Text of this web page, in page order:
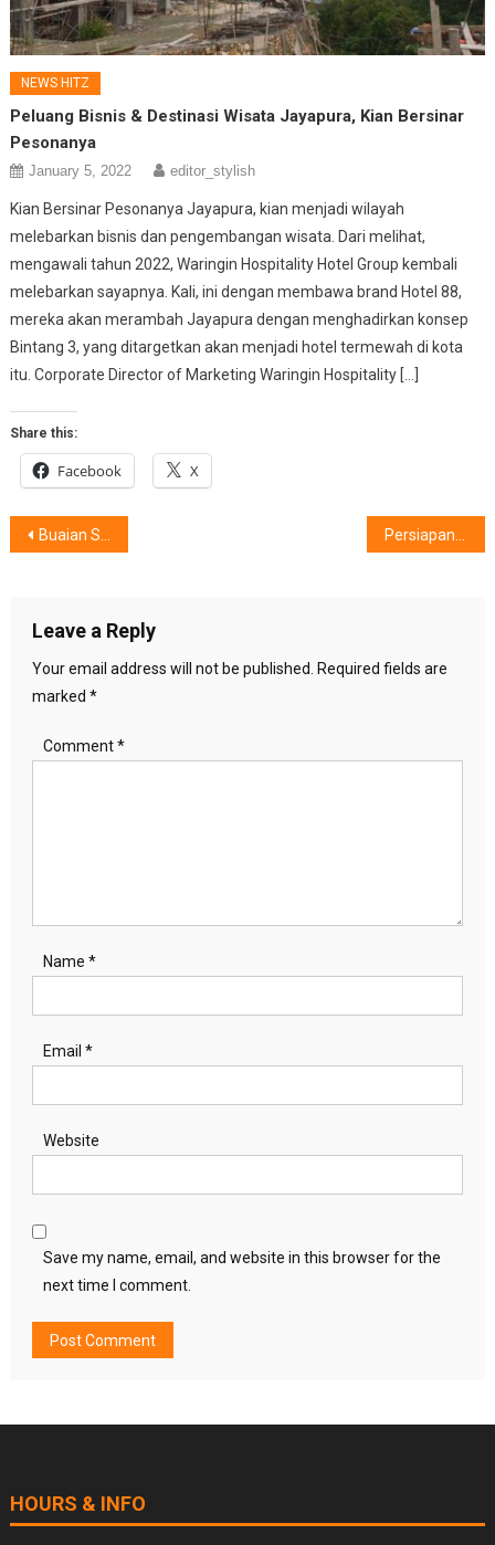
NEWS HITZ
Peluang Bisnis & Destinasi Wisata Jayapura, Kian Bersinar
Pesonanya
January 5, 2022 editor_stylish
Kian Bersinar Pesonanya Jayapura, kian menjadi wilayah
melebarkan bisnis dan pengembangan wisata. Dari melihat,
mengawali tahun 2022, Waringin Hospitality Hotel Group kembali
melebarkan sayapnya. Kali, ini dengan membawa brand Hotel 88,
mereka akan merambah Jayapura dengan menghadirkan konsep
Bintang 3, yang ditargetkan akan menjadi hotel termewah di kota
itu. Corporate Director of Marketing Waringin Hospitality […]
Share this:
Facebook X
Post
Buaian Suara Renyah ‘Earbuds’
Leave a Reply
Your email address will not be published.
Required fields are
marked *
Comment*
Name *
Email *
Website
Save my name, email, and website in this browser for the
next time I comment.
HOURS & INFO